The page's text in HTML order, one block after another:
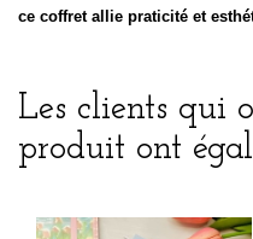
ce coffret allie praticité et
Les clients qui
produit ont